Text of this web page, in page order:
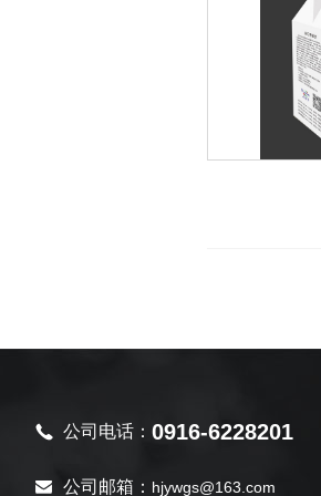
公司电话： 0916-6228201
公司邮箱： hjywgs@163.com